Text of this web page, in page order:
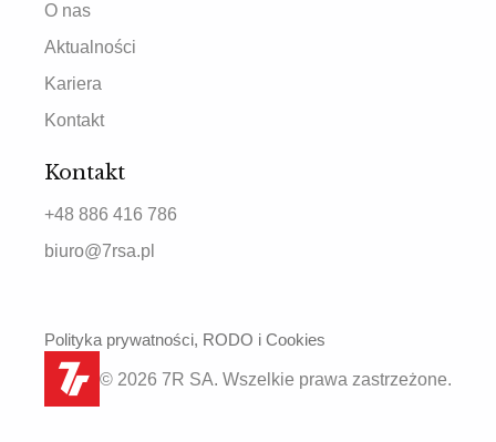
O nas
Aktualności
Kariera
Kontakt
Kontakt
+48 886 416 786
biuro@7rsa.pl
© 2026 7R SA. Wszelkie prawa zastrzeżone.
Polityka prywatności, RODO i Cookies